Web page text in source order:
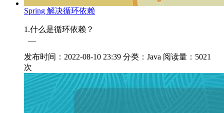
Spring 解决循环依赖
1.什么是循环依赖？
....
发布时间：2022-08-10 23:39 分类：Java 阅读量：5021
次